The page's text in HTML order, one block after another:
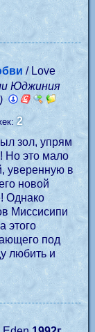
/ Love
Юджиния
2
зол, упрям
Но это мало
уверенную в
новой
Однако
Миссисипи
этого
под
любить и